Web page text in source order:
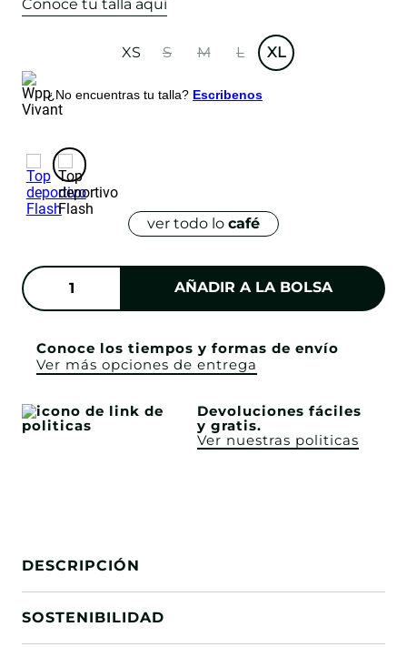
Conoce tu talla aquí
XS S M L XL
¿No encuentras tu talla? Escribenos
ver todo lo café
AÑADIR A LA BOLSA
Conoce los tiempos y formas de envío
Ver más opciones de entrega
Devoluciones fáciles
y gratis.
Ver nuestras politicas
DESCRIPCIÓN
SOSTENIBILIDAD